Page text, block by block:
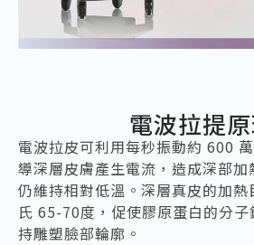
電波拉提
電波拉皮可利用每秒振動約 600
導深層皮膚產生電流，造成深部
仍維持相對低溫。深層真皮的加
氏 65-70度，促使膠原蛋白的分
持雕塑臉部輪廓。